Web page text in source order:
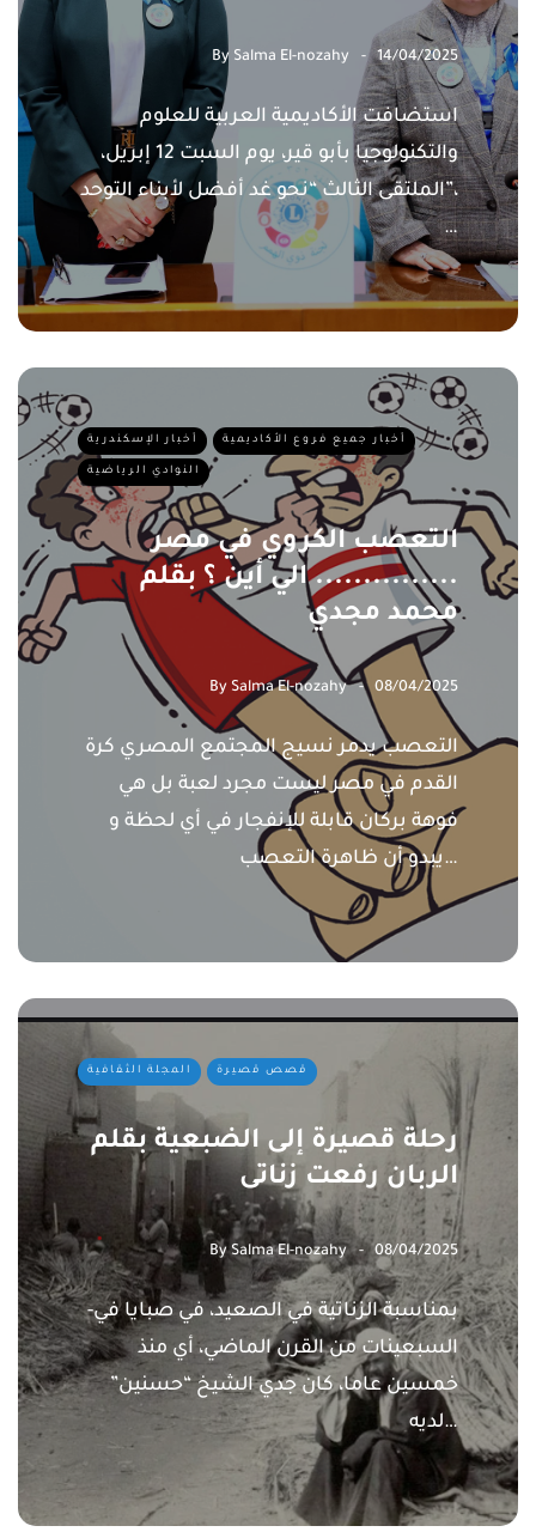
By Salma El-nozahy 14/04/2025
استضافت الأكاديمية العربية للعلوم
والتكنولوجيا بأبو قير، يوم السبت 12 إبريل،
الملتقى الثالث “نحو غد أفضل لأبناء التوحد”،
…
أخبار الإسكندرية أخبار جميع فروع الأكاديمية
النوادي الرياضية
التعصب الكروي في مصر
............... الي أين ؟ بقلم
محمد مجدي
By Salma El-nozahy 08/04/2025
التعصب يدمر نسيج المجتمع المصري كرة
القدم في مصر ليست مجرد لعبة بل هي
فوهة بركان قابلة للإنفجار في أي لحظة و
يبدو أن ظاهرة التعصب…
المجلة الثقافية قصص قصيرة
رحلة قصيرة إلى الضبعية بقلم
الربان رفعت زناتى
BySalma El-nozahy 08/04/2025
-بمناسبة الزناتية في الصعيد، في صبايا في
السبعينات من القرن الماضي، أي منذ
خمسين عاما، كان جدي الشيخ “حسنين”
لديه…